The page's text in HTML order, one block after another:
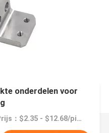
onderdelen voor
Prijs：$2.35 - $12.68/pieces